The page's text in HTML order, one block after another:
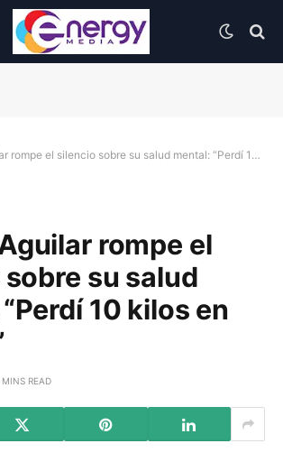
el silencio sobre su salud mental: “Perdí 10 kilos en un mes”
rompe el
su salud
10 kilos en
MINS READ